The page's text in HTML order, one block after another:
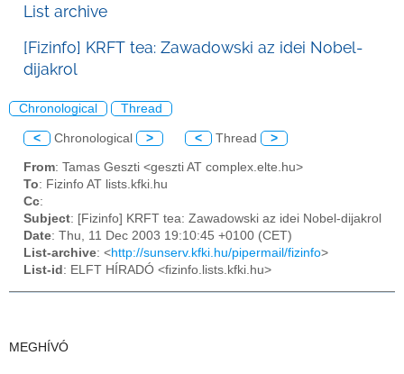
List archive
[Fizinfo] KRFT tea: Zawadowski az idei Nobel-
dijakrol
Chronological Thread
< Chronological > < Thread >
From: Tamas Geszti <geszti AT complex.elte.hu>
To: Fizinfo AT lists.kfki.hu
Cc:
Subject: [Fizinfo] KRFT tea: Zawadowski az idei Nobel-dijakrol
Date: Thu, 11 Dec 2003 19:10:45 +0100 (CET)
List-archive: <http://sunserv.kfki.hu/pipermail/fizinfo>
List-id : ELFT HÍRADÓ <fizinfo.lists.kfki.hu>
MEGHÍVÓ